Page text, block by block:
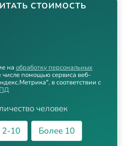
СТОИМОСТЬ
человек
2-10
Более 10
на обработку персональных
числе помощью сервиса веб-
в соответствии с